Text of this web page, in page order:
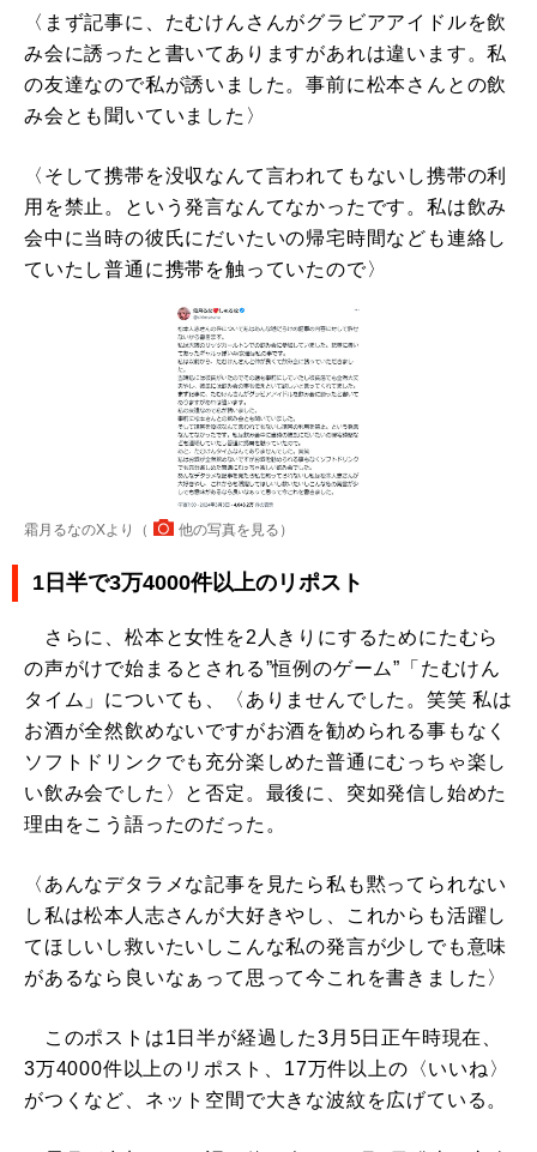
〈まず記事に、たむけんさんがグラビアアイドルを飲
み会に誘ったと書いてありますがあれは違います。私
の友達なので私が誘いました。事前に松本さんとの飲
み会とも聞いていました〉
〈そして携帯を没収なんて言われてもないし携帯の利
用を禁止。という発言なんてなかったです。私は飲み
会中に当時の彼氏にだいたいの帰宅時間なども連絡し
ていたし普通に携帯を触っていたので〉
霜月るなのXより（ 他の写真を見る ）
1日半で3万4000件以上のリポスト
さらに、松本と女性を2人きりにするためにたむら
の声がけで始まるとされる”恒例のゲーム”「たむけん
タイム」についても、〈ありませんでした。笑笑 私は
お酒が全然飲めないですがお酒を勧められる事もなく
ソフトドリンクでも充分楽しめた普通にむっちゃ楽し
い飲み会でした〉と否定。最後に、突如発信し始めた
理由をこう語ったのだった。
〈あんなデタラメな記事を見たら私も黙ってられない
し私は松本人志さんが大好きやし、これからも活躍し
てほしいし救いたいしこんな私の発言が少しでも意味
があるなら良いなぁって思って今これを書きました〉
このポストは1日半が経過した3月5日正午時現在、
3万4000件以上のリポスト、17万件以上の〈いいね〉
がつくなど、ネット空間で大きな波紋を広げている。